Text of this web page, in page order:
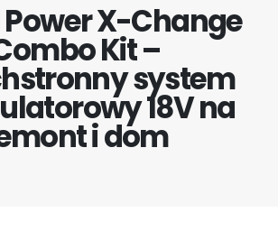
Power X-Change
Kit –
system
18V na
i dom